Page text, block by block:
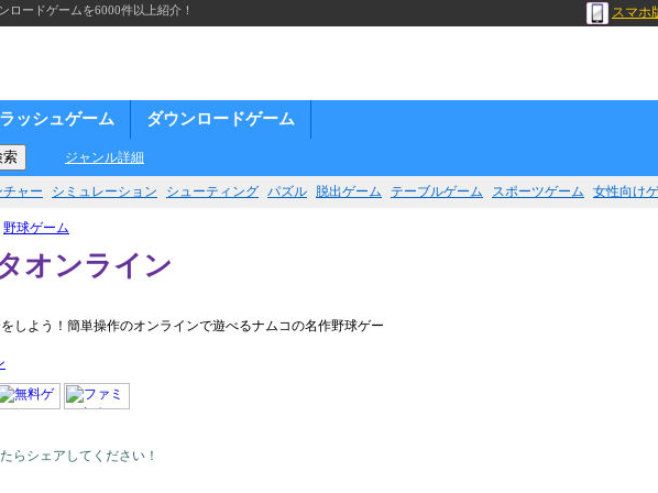
ードゲームを6000件以上紹介！ スマホ
ッシュゲーム ダウンロードゲーム
ジャンル詳細
チャー シミュレーション シューティング パズル 脱出ゲーム テーブルゲーム スポーツゲーム 女性向け
野球ゲーム
オンライン
しよう！簡単操作のオンラインで遊べるナムコの名作野球ゲー
らシェアしてください！